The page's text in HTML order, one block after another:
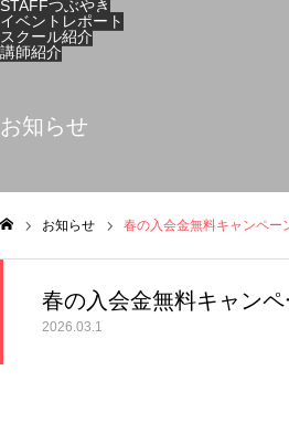
STAFFつぶやき
イベントレポート
スクール紹介
講師紹介
お知らせ
お知らせ 春の入会金無料キャンペー
春の入会金無料キャンペ
2026.03.1